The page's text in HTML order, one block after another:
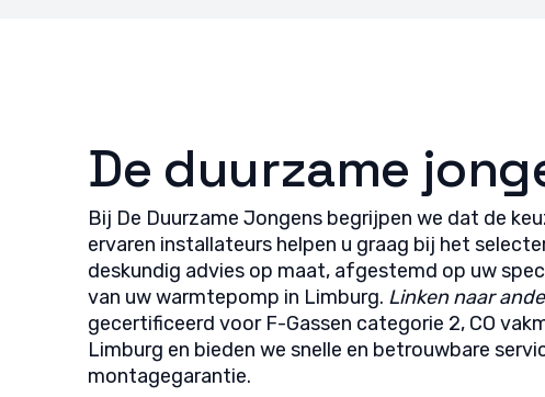
De duurzame
Bij De Duurzame Jongens begrijpen we dat de
ervaren installateurs helpen u graag bij het
deskundig advies op maat, afgestemd op uw
van uw warmtepomp in Limburg. Linken naar
gecertificeerd voor F-Gassen categorie 2, CO
Limburg en bieden we snelle en betrouwbare
montagegarantie.